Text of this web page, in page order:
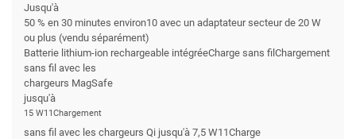
Jusqu'à
50 % en 30 minutes environ10 avec un adaptateur secteur de 20 W
ou plus (vendu séparément)
Batterie lithium-ion rechargeable intégréeCharge sans filChargement
sans fil avec les
chargeurs MagSafe
jusqu'à
15 W11Chargement
sans fil avec les chargeurs Qi jusqu'à 7,5 W11Charge